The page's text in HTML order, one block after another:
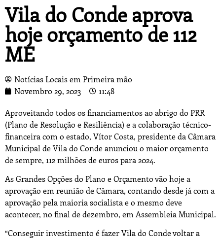
Vila do Conde aprova
hoje orçamento de 112
ME
Notícias Locais em Primeira mão
Novembro 29, 2023
11:48
Aproveitando todos os financiamentos ao abrigo do PRR
(Plano de Resolução e Resiliência) e a colaboração técnico-
financeira com o estado, Vítor Costa, presidente da Câmara
Municipal de Vila do Conde anunciou o maior orçamento
de sempre, 112 milhões de euros para 2024.
As Grandes Opções do Plano e Orçamento vão hoje a
aprovação em reunião de Câmara, contando desde já com a
aprovação pela maioria socialista e o mesmo deve
acontecer, no final de dezembro, em Assembleia Municipal.
“Conseguir investimento é fazer Vila do Conde voltar a